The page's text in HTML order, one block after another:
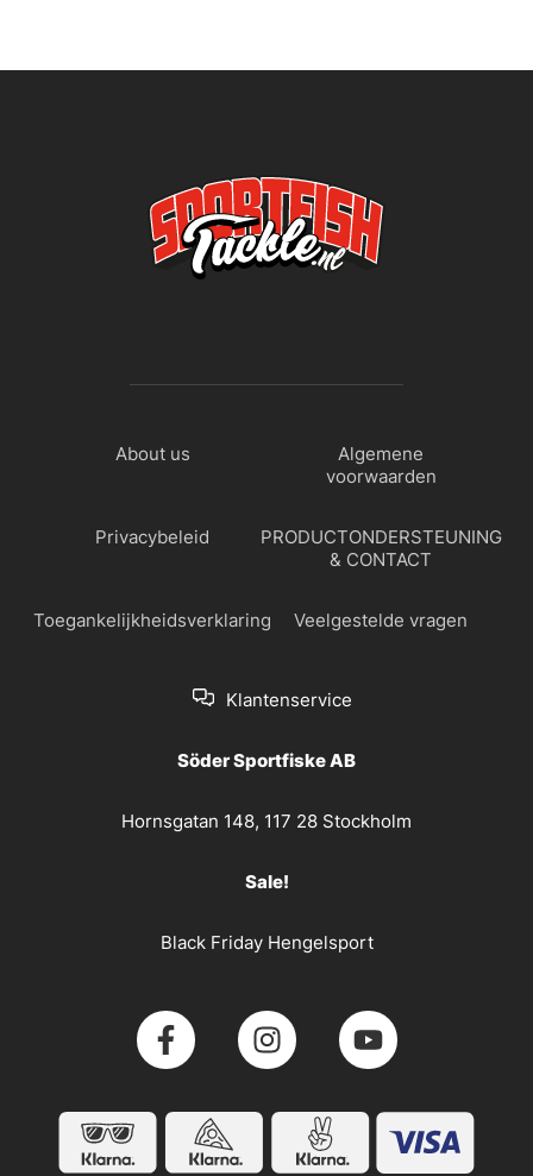
About us
Algemene
voorwaarden
Privacybeleid
PRODUCTONDERSTEUNING
& CONTACT
Toegankelijkheidsverklaring Veelgestelde vragen
Klantenservice
Söder Sportfiske AB
Hornsgatan 148, 117 28 Stockholm
Sale!
Black Friday Hengelsport